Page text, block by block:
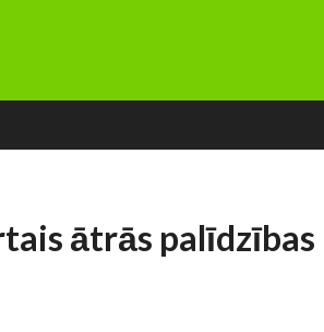
ātrās palīdzības